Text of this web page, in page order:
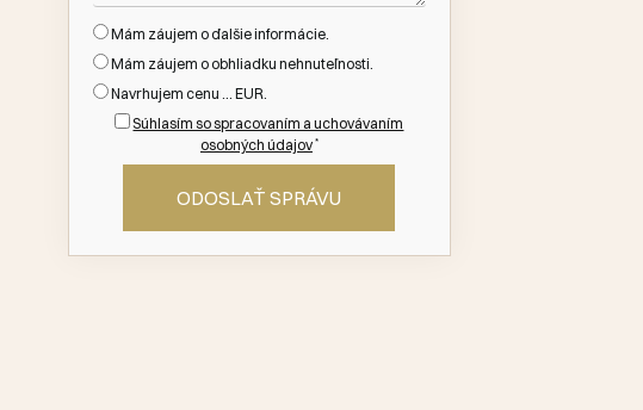
Mám záujem o ďalšie informácie.
Mám záujem o obhliadku nehnuteľnosti.
Navrhujem cenu ... EUR.
Súhlasím so spracovaním a uchovávaním
osobných údajov*